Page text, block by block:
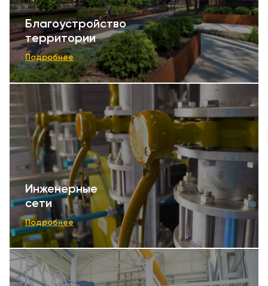
Благоустройство
территории
Подробнее
Инженерные
сети
Подробнее